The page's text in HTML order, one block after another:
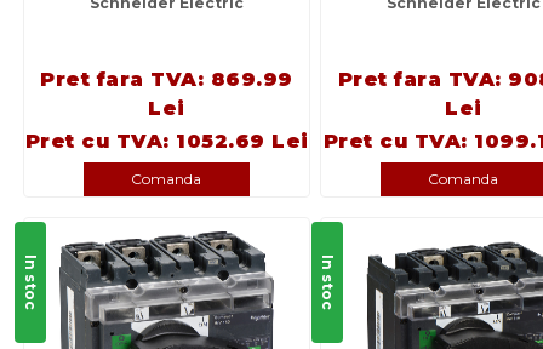
Pret fara TVA: 869.99
Lei
Pret cu TVA: 1052.69 Lei
Comanda
Pret fara TVA:
Lei
Pret cu TVA:
Comanda
In stoc In stoc